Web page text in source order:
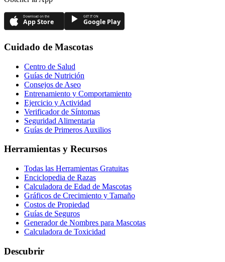
Download on the
App Store
GET IT ON
Google Play
Cuidado de Mascotas
Centro de Salud
Guías de Nutrición
Consejos de Aseo
Entrenamiento y Comportamiento
Ejercicio y Actividad
Verificador de Síntomas
Seguridad Alimentaria
Guías de Primeros Auxilios
Herramientas y Recursos
Todas las Herramientas Gratuitas
Enciclopedia de Razas
Calculadora de Edad de Mascotas
Gráficos de Crecimiento y Tamaño
Costos de Propiedad
Guías de Seguros
Generador de Nombres para Mascotas
Calculadora de Toxicidad
Descubrir